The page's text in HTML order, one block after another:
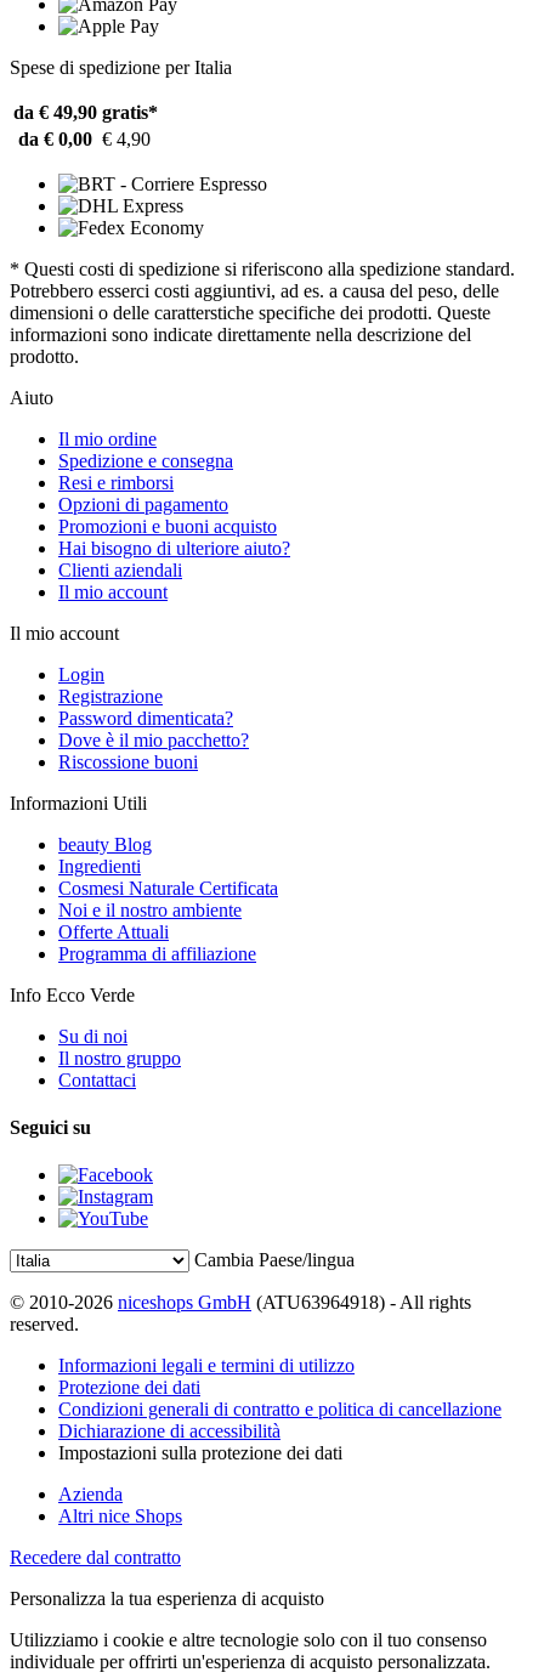
Spese di spedizione per Italia
da € 49,90 gratis*
da € 0,00 € 4,90
* Questi costi di spedizione si riferiscono alla spedizione standard.
Potrebbero esserci costi aggiuntivi, ad es. a causa del peso, delle
dimensioni o delle caratterstiche specifiche dei prodotti. Queste
informazioni sono indicate direttamente nella descrizione del
prodotto.
Aiuto
Il mio ordine
Spedizione e consegna
Resi e rimborsi
Opzioni di pagamento
Promozioni e buoni acquisto
Hai bisogno di ulteriore aiuto?
Clienti aziendali
Il mio account
Il mio account
Login
Registrazione
Password dimenticata?
Dove è il mio pacchetto?
Riscossione buoni
Informazioni Utili
beauty Blog
Ingredienti
Cosmesi Naturale Certificata
Noi e il nostro ambiente
Offerte Attuali
Programma di affiliazione
Info Ecco Verde
Su di noi
Il nostro gruppo
Contattaci
Seguici su
Cambia Paese/lingua
© 2010-2026 niceshops GmbH (ATU63964918) - All rights
reserved.
Informazioni legali e termini di utilizzo
Protezione dei dati
Condizioni generali di contratto e politica di cancellazione
Dichiarazione di accessibilità
Impostazioni sulla protezione dei dati
Azienda
Altri nice Shops
Recedere dal contratto
Personalizza la tua esperienza di acquisto
Utilizziamo i cookie e altre tecnologie solo con il tuo consenso
individuale per offrirti un'esperienza di acquisto personalizzata.